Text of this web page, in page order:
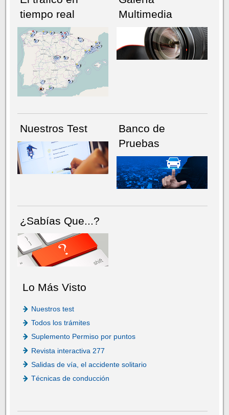
NÚMERO ACTUALHEMEROTECA
tiempo real
Multimedia
Nuestros Test
Banco de
Pruebas
¿Sabías Que...?
Lo Más Visto
Nuestros test
Todos los trámites
Suplemento Permiso por puntos
Revista interactiva 277
Salidas de vía, el accidente solitario
Técnicas de conducción